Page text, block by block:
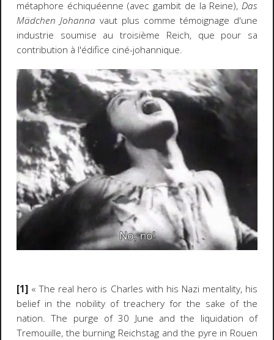
métaphore échiquéenne (avec gambit de la Reine),Das
Mädchen Johanna vaut plus comme témoignage d'une
industrie soumise au troisième Reich, que pour sa
contribution à l'édifice ciné-johannique.
[1]« The real hero is Charles with his Nazi mentality, his
belief in the nobility of treachery for the sake of the
nation. The purge of 30 June and the liquidation of
Tremouille, the burning Reichstag and the pyre in Rouen